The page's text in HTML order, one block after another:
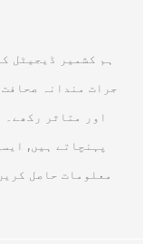
ہم کشمیر ڈیجیٹل
جرات مندانہ
اور متاثر
پہنچاتے ہیں,
معلومات حاصل